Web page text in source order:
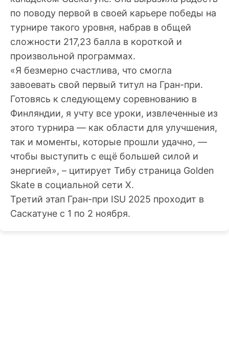
по поводу первой в своей карьере победы на
турнире такого уровня, набрав в общей
сложности 217,23 балла в короткой и
произвольной программах.
«Я безмерно счастлива, что смогла
завоевать свой первый титул на Гран-при.
Готовясь к следующему соревнованию в
Финляндии, я учту все уроки, извлеченные из
этого турнира — как области для улучшения,
так и моменты, которые прошли удачно, —
чтобы выступить с ещё большей силой и
энергией», – цитирует Тибу страница Golden
Skate в социальной сети Х.
Третий этап Гран-при ISU 2025 проходит в
Саскатуне с 1 по 2 ноября.